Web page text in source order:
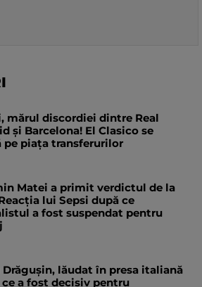
mărul discordiei dintre Real
și Barcelona! El Clasico se
pe piața transferurilor
Matei a primit verdictul de la
lui Sepsi după ce
a fost suspendat pentru
Drăgușin, lăudat în presa italiană
ce a fost decisiv pentru